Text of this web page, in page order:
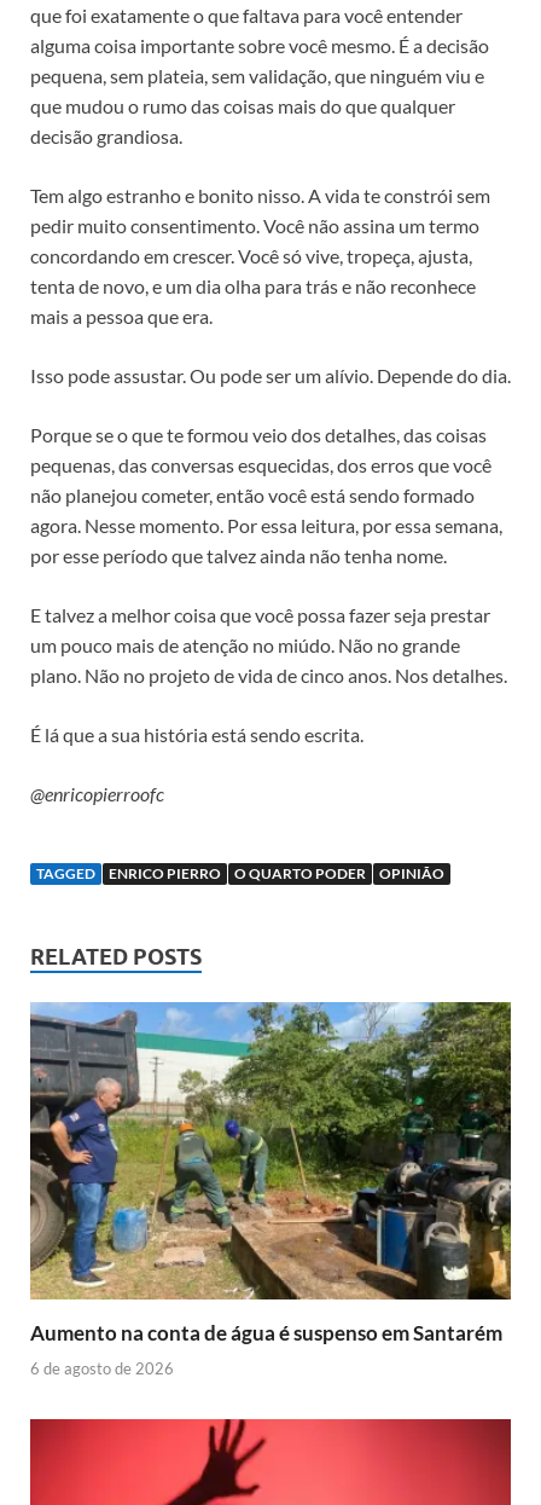
que foi exatamente o que faltava para você entender
alguma coisa importante sobre você mesmo. É a decisão
pequena, sem plateia, sem validação, que ninguém viu e
que mudou o rumo das coisas mais do que qualquer
decisão grandiosa.
Tem algo estranho e bonito nisso. A vida te constrói sem
pedir muito consentimento. Você não assina um termo
concordando em crescer. Você só vive, tropeça, ajusta,
tenta de novo, e um dia olha para trás e não reconhece
mais a pessoa que era.
Isso pode assustar. Ou pode ser um alívio. Depende do dia.
Porque se o que te formou veio dos detalhes, das coisas
pequenas, das conversas esquecidas, dos erros que você
não planejou cometer, então você está sendo formado
agora. Nesse momento. Por essa leitura, por essa semana,
por esse período que talvez ainda não tenha nome.
E talvez a melhor coisa que você possa fazer seja prestar
um pouco mais de atenção no miúdo. Não no grande
plano. Não no projeto de vida de cinco anos. Nos detalhes.
É lá que a sua história está sendo escrita.
@enricopierroofc
TAGGED ENRICO PIERRO O QUARTO PODER OPINIÃO
RELATED POSTS
Aumento na conta de água é suspenso em Santarém
6 de agosto de 2026